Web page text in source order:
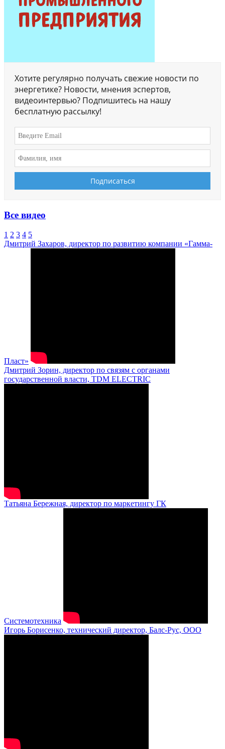
Хотите регулярно получать свежие новости по
энергетике? Новости, мнения эспертов,
видеоинтервью? Подпишитесь на нашу
бесплатную рассылку!
Все видео
1 2 3 4 5
Дмитрий Захаров, директор по развитию компании «Гамма-
Пласт»
Дмитрий Зорин, директор по связям с органами
государственной власти, TDM ELECTRIC
Татьяна Бережная, директор по маркетингу ГК
Системотехника
Игорь Борисенко, технический директор, Балс-Рус, ООО